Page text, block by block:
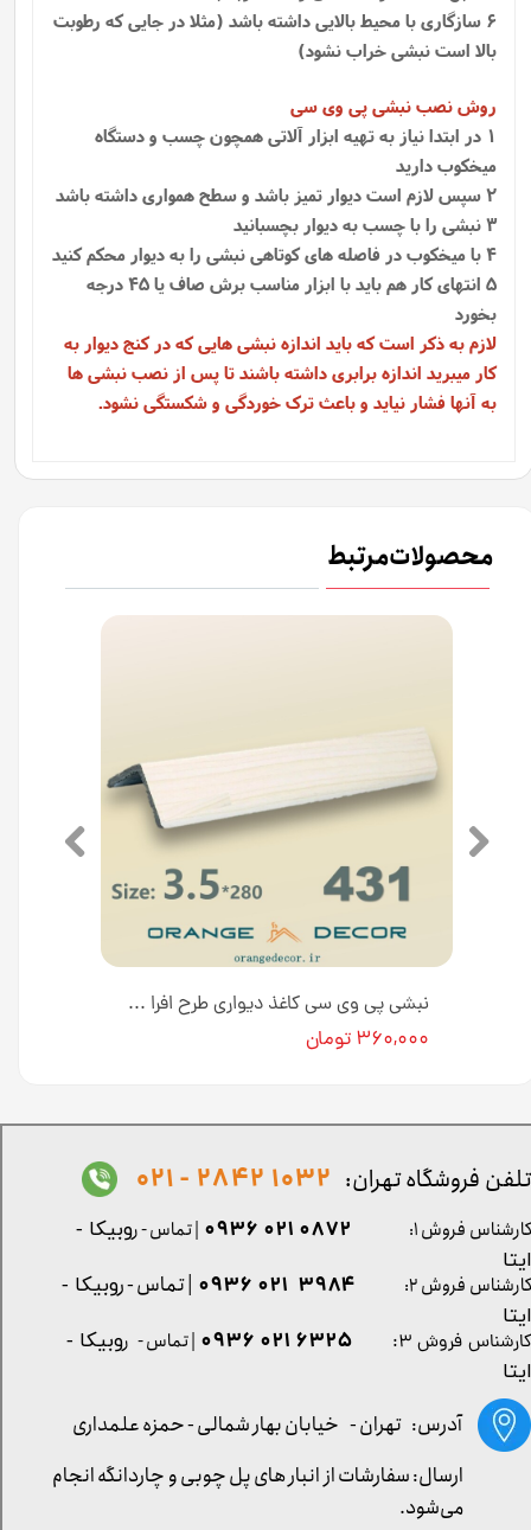
6 سازگاری با محیط بالایی داشته باشد (مثلا در جایی که رطوبت
بالا است نبشی خراب نشود)
روش نصب نبشی پی وی سی
1 در ابتدا نیاز به تهیه ابزار آلاتی همچون چسب و دستگاه
میخکوب دارید
2 سپس لازم است دیوار تمیز باشد و سطح همواری داشته باشد
3 نبشی را با چسب به دیوار بچسبانید
4 با میخکوب در فاصله های کوتاهی نبشی را به دیوار محکم کنید
5 انتهای کار هم باید با ابزار مناسب برش صاف یا 45 درجه
بخورد
لازم به ذکر است که باید اندازه نبشی هایی که در کنج دیوار به
کار میبرید اندازه برابری داشته باشند تا پس از نصب نبشی ها
به آنها فشار نیاید و باعث ترک خوردگی و شکستگی نشود.
محصولات مرتبط
نبشی پی وی سی کاغذ دیواری طرح افرا 3.5 سانتی متر کد 431 [انبار تهران]
۳۶۰,۰۰۰ تومان
کارشناس فروش ۳: ۶۳۲۵ ۰۲۱ ۰۹۳۶ | تماس - روبیکا -
ایتا
آدرس: تهران - خیابان بهار شمالی - حمزه علمداری
تلفن فروشگاه تهران: 1032 2842 - 021
کارشناس فروش ۱: 0872 021 0936 | تماس - روبیکا -
ایتا
کارشناس فروش ۲:
۳۹۸۴ ۰۲۱ ۰۹۳۶ | تماس - روبیکا -
ایتا
ارسال: سفارشات از انبار های پل چوبی و چاردانگه انجام
می‌شود.